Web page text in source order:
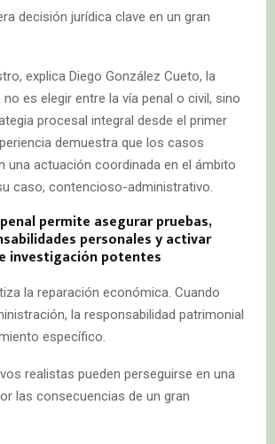
decisión jurídica clave en un gran
explica Diego González Cueto, la
es elegir entre la vía penal o civil, sino
procesal integral desde el primer
demuestra que los casos
una actuación coordinada en el ámbito
caso, contencioso-administrativo.
permite asegurar pruebas,
personales y activar
investigación potentes
la reparación económica. Cuando
la responsabilidad patrimonial
específico.
realistas pueden perseguirse en una
las consecuencias de un gran